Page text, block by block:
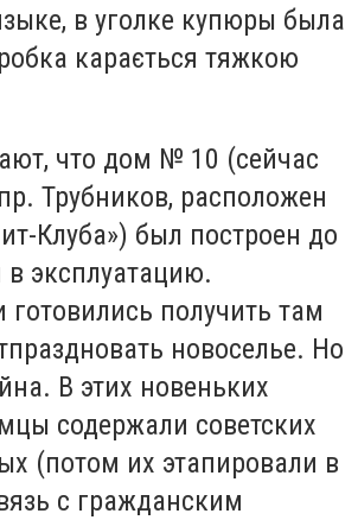
в уголке купюры была
карається тяжкою
что дом № 10 (сейчас
Трубников, расположен
Клуба») был построен до
эксплуатацию.
готовились получить там
новоселье. Но
В этих новеньких
содержали советских
(потом их этапировали в
с гражданским